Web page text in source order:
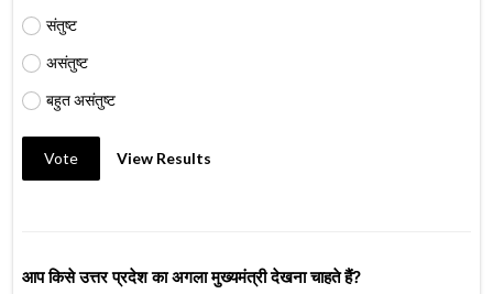
संतुष्ट
असंतुष्ट
बहुत असंतुष्ट
Vote View Results
आप किसे उत्तर प्रदेश का अगला मुख्यमंत्री देखना चाहते हैं?